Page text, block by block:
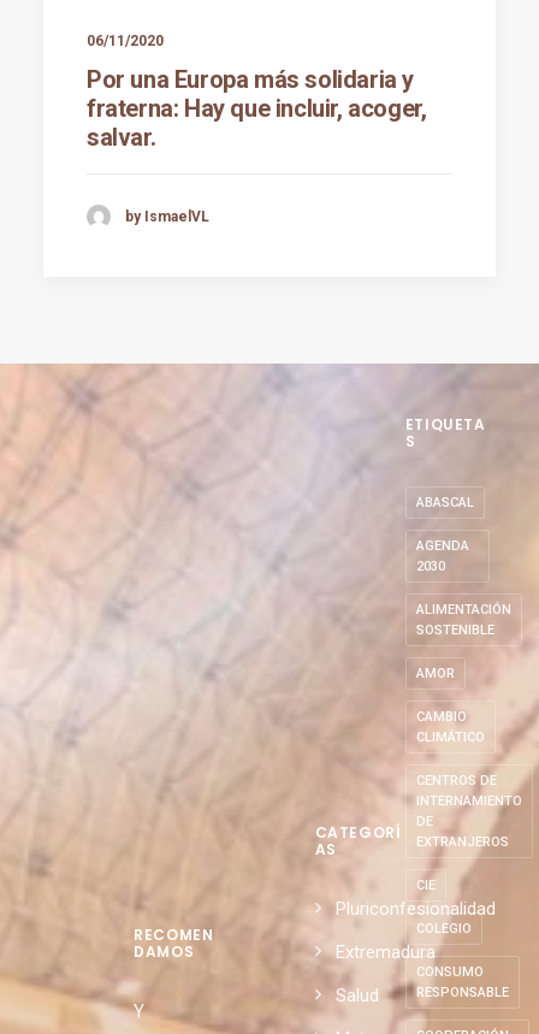
06/11/2020
Por una Europa más solidaria y
fraterna: Hay que incluir, acoger,
salvar.
by IsmaelVL
RECOMEN
DAMOS
Y
CATEGORÍ
AS
Pluriconfesionalidad
Extremadura
Salud
ETIQUETA
S
ABASCAL
AGENDA
2030
ALIMENTACIÓN
SOSTENIBLE
AMOR
CAMBIO
CLIMÁTICO
CENTROS DE
INTERNAMIENTO
DE
EXTRANJEROS
CIE
COLEGIO
CONSUMO
RESPONSABLE